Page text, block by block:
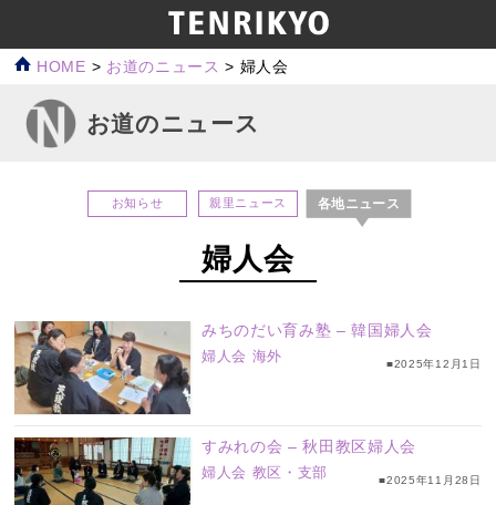
HOME > お道のニュース > 婦人会
お道のニュース
お知らせ 親里ニュース 各地ニュース
婦人会
みちのだい育み塾 – 韓国婦人会
婦人会 海外 ■2025年12月1日
すみれの会 – 秋田教区婦人会
婦人会 教区・支部 ■2025年11月28日